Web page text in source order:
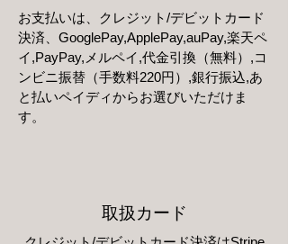
お支払いは、クレジット/デビットカード
決済、GooglePay,ApplePay,auPay,楽天ペ
イ,PayPay,メルペイ,代金引換（無料）,コ
ンビニ振替（手数料220円）,銀行振込,あ
と払いペイディからお選びいただけま
す。
取扱カード